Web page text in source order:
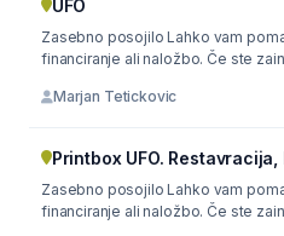
UFO
Zasebno posojilo Lahko vam
financiranje ali naložbo. Če ste
Marjan Tetickovic
Printbox UFO. Restavracija,
Zasebno posojilo Lahko vam
financiranje ali naložbo. Če ste